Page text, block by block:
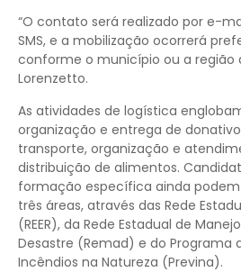
“O contato será realizado por e-
SMS, e a mobilização ocorrerá
conforme o município ou a região
Lorenzetto.
As atividades de logística
organização e entrega de
transporte, organização e
distribuição de alimentos.
formação específica ainda
três áreas, através das Rede
(REER), da Rede Estadual de
Desastre (Remad) e do Programa
Incêndios na Natureza (Previna).